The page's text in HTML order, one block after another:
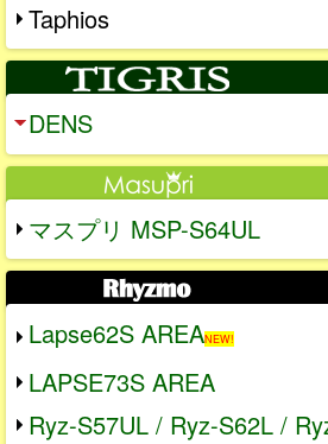
Taphios
DENS
マスプリ MSP-S64UL
Lapse62S AREANEW!
LAPSE73S AREA
Ryz-S57UL / Ryz-S62L /